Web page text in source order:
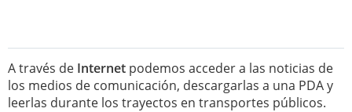
A través de Internet podemos acceder a las noticias de
los medios de comunicación, descargarlas a una PDA y
leerlas durante los trayectos en transportes públicos.